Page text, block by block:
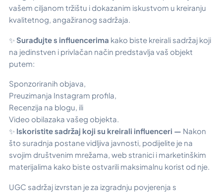
vašem ciljanom tržištu i dokazanim iskustvom u kreiranju
kvalitetnog, angažiranog sadržaja.
✨Surađujte s influencerima kako biste kreirali sadržaj koji
na jedinstven i privlačan način predstavlja vaš objekt
putem:
Sponzoriranih objava,
Preuzimanja Instagram profila,
Recenzija na blogu, ili
Video obilazaka vašeg objekta.
✨ Iskoristite sadržaj koji su kreirali influenceri — Nakon
što suradnja postane vidljiva javnosti, podijelite je na
svojim društvenim mrežama, web stranici i marketinškim
materijalima kako biste ostvarili maksimalnu korist od nje.
UGC sadržaj izvrstan je za izgradnju povjerenja s